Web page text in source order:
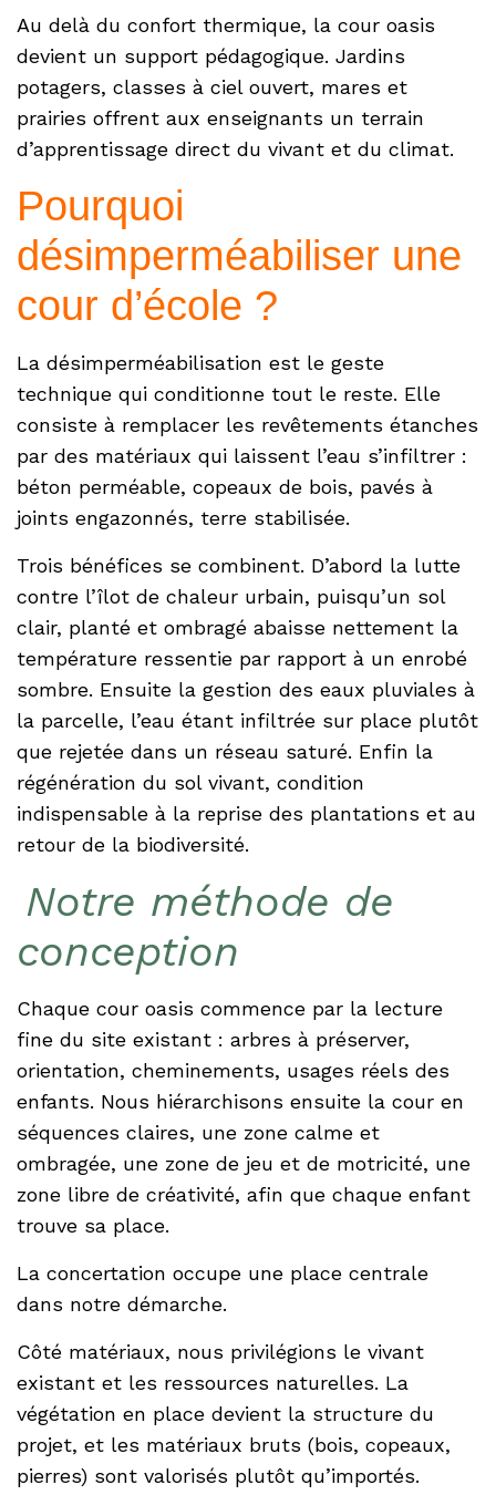
Au delà du confort thermique, la cour oasis
devient un support pédagogique. Jardins
potagers, classes à ciel ouvert, mares et
prairies offrent aux enseignants un terrain
d’apprentissage direct du vivant et du climat.
Pourquoi
désimperméabiliser une
cour d’école ?
La désimperméabilisation est le geste
technique qui conditionne tout le reste. Elle
consiste à remplacer les revêtements étanches
par des matériaux qui laissent l’eau s’infiltrer :
béton perméable, copeaux de bois, pavés à
joints engazonnés, terre stabilisée.
Trois bénéfices se combinent. D’abord la lutte
contre l’îlot de chaleur urbain, puisqu’un sol
clair, planté et ombragé abaisse nettement la
température ressentie par rapport à un enrobé
sombre. Ensuite la gestion des eaux pluviales à
la parcelle, l’eau étant infiltrée sur place plutôt
que rejetée dans un réseau saturé. Enfin la
régénération du sol vivant, condition
indispensable à la reprise des plantations et au
retour de la biodiversité.
Notre méthode de
conception
Chaque cour oasis commence par la lecture
fine du site existant : arbres à préserver,
orientation, cheminements, usages réels des
enfants. Nous hiérarchisons ensuite la cour en
séquences claires, une zone calme et
ombragée, une zone de jeu et de motricité, une
zone libre de créativité, afin que chaque enfant
trouve sa place.
La concertation occupe une place centrale
dans notre démarche.
Côté matériaux, nous privilégions le vivant
existant et les ressources naturelles. La
végétation en place devient la structure du
projet, et les matériaux bruts (bois, copeaux,
pierres) sont valorisés plutôt qu’importés.